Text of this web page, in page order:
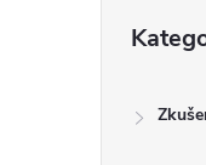
kategorie